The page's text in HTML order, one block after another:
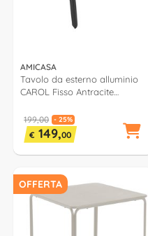
AMICASA
Tavolo da esterno alluminio
CAROL Fisso Antracite
199,00 - 25%
€ 149,00
OFFERTA